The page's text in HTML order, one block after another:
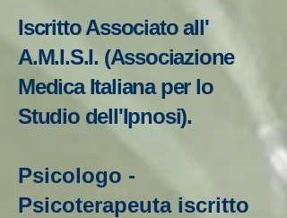
Iscritto Associato all'
A.M.I.S.I. (Associazione
Medica Italiana per lo
Studio dell'Ipnosi).
Psicologo -
Psicoterapeuta iscritto